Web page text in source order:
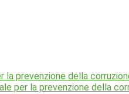
la prevenzione della
per la prevenzione della